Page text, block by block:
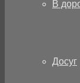
В
Досуг